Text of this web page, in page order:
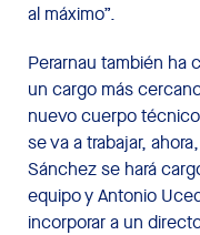
al máximo”.
Perarnau también ha
un cargo más
nuevo cuerpo
se va a trabajar,
Sánchez se hará
equipo y Antonio
incorporar a un